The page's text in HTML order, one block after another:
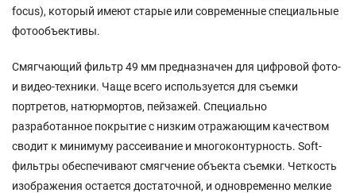
focus), который имеют старые или современные специальные
фотообъективы.
Смягчающий фильтр 49 мм предназначен для цифровой фото-
и видео-техники. Чаще всего используется для съемки
портретов, натюрмортов, пейзажей. Специально
разработанное покрытие с низким отражающим качеством
сводит к минимуму рассеивание и многоконтурность. Soft-
фильтры обеспечивают смягчение объекта съемки. Четкость
изображения остается достаточной, и одновременно мелкие